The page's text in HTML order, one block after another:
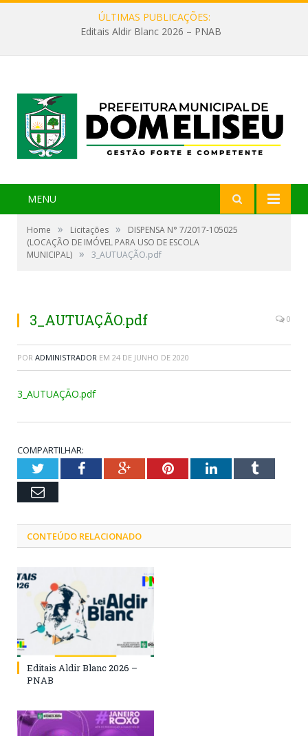
ÚLTIMAS PUBLICAÇÕES:
Editais Aldir Blanc 2026 – PNAB
MENU
Home » Licitações »
DISPENSA N° 7/2017-105025
(LOCAÇÃO DE IMÓVEL PARA USO DE ESCOLA
MUNICIPAL) » 3_AUTUAÇÃO.pdf
3_AUTUAÇÃO.pdf 0
POR ADMINISTRADOR EM 24 DE JUNHO DE 2020
3_AUTUAÇÃO.pdf
COMPARTILHAR:
TwitterFacebookGoogle+PinterestLinkedInTumblr
Email
CONTEÚDO RELACIONADO
Editais Aldir Blanc 2026 –
PNAB